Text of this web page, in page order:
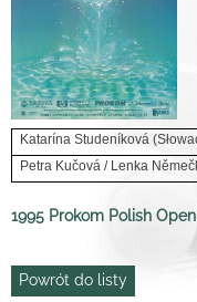
Katarína Studeníková
Petra Kučová / Lenka
1995 Prokom Polish
Powrót do listy